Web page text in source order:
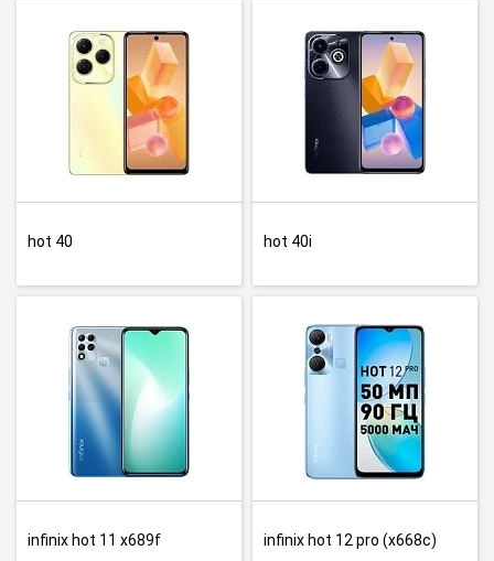
hot 40 hot 40i
infinix hot 11 x689f infinix hot 12 pro (x668c)